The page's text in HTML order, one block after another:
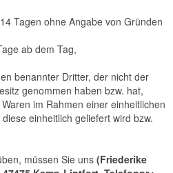
Tagen ohne Angabe von Gründen
ab dem Tag,
benannter Dritter, der nicht der
genommen haben bzw. hat,
im Rahmen einer einheitlichen
einheitlich geliefert wird bzw.
müssen Sie uns (Friederike